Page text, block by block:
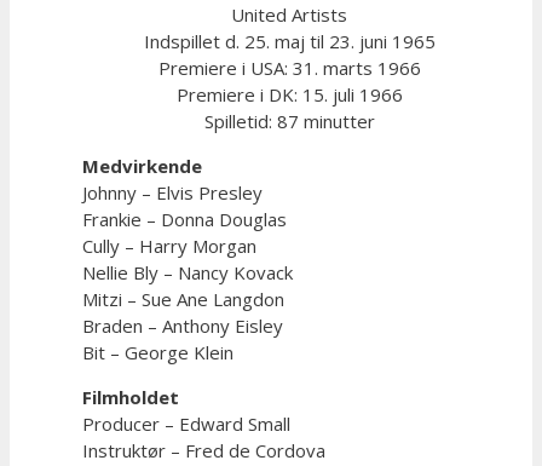
United Artists
Indspillet d. 25. maj til 23. juni 1965
Premiere i USA: 31. marts 1966
Premiere i DK: 15. juli 1966
Spilletid: 87 minutter
Medvirkende
Johnny – Elvis Presley
Frankie – Donna Douglas
Cully – Harry Morgan
Nellie Bly – Nancy Kovack
Mitzi – Sue Ane Langdon
Braden – Anthony Eisley
Bit – George Klein
Filmholdet
Producer – Edward Small
Instruktør – Fred de Cordova